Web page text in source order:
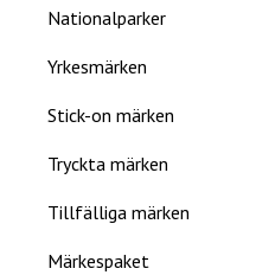
Nationalparker
Yrkesmärken
Stick-on märken
Tryckta märken
Tillfälliga märken
Märkespaket